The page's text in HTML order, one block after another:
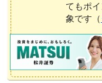
てもポ
象です（